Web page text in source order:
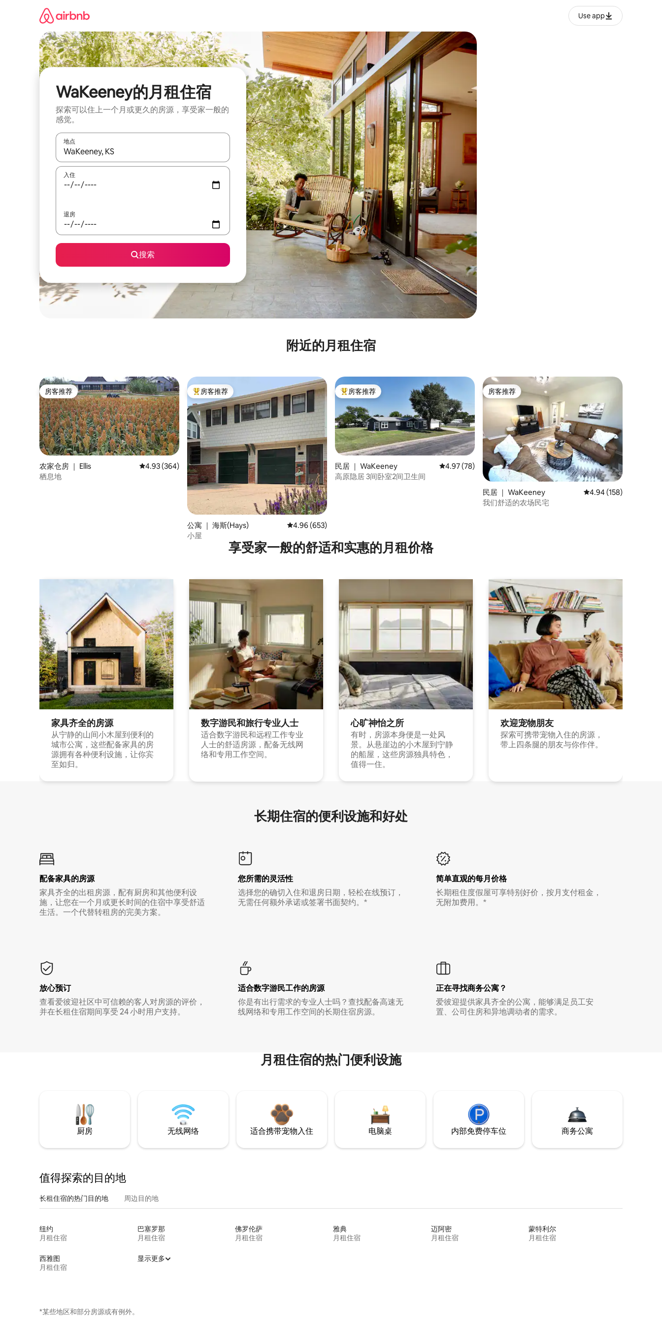
Use app
WaKeeney的月租住宿
探索可以住上一个月或更久的房源，享受家一般的
感觉。
地点
如有搜索结果，请使用上下方向键查看，或通过点击或滑动手势浏览。
入住
退房
搜索
附近的月租住宿
房客推荐
房客推荐
农家仓房 ｜ Ellis 平均评分 4.93 分（满分 5 分），共 364 条评价
4.93 (364)
栖息地
热门「房客推荐」
房客推荐
公寓 ｜ 海斯(Hays) 平均评分 4.96 分（满分 5 分），共 653 条评价
4.96 (653)
小屋
热门「房客推荐」
房客推荐
民居 ｜ WaKeeney 平均评分 4.97 分（满分 5 分），共 78 条评价
4.97 (78)
高原隐居 3间卧室2间卫生间
房客推荐
房客推荐
民居 ｜ WaKeeney 平均评分 4.94 分（满
4.94 (158)
我们舒适的农场民宅
享受家一般的舒适和实惠的月租价格
家具齐全的房源
从宁静的山间小木屋到便利的
城市公寓，这些配备家具的房
源拥有各种便利设施，让你宾
至如归。
数字游民和旅行专业人士
适合数字游民和远程工作专业
人士的舒适房源，配备无线网
络和专用工作空间。
心旷神怡之所
有时，房源本身便是一处风
景。从悬崖边的小木屋到宁静
的船屋，这些房源独具特色，
值得一住。
欢迎宠物朋友
探索可携带宠物入住的房源，
带上四条腿的朋友与你作伴。
长期住宿的便利设施和好处
配备家具的房源
家具齐全的出租房源，配有厨房和其他便利设
施，让您在一个月或更长时间的住宿中享受舒适
生活。一个代替转租房的完美方案。
您所需的灵活性
选择您的确切入住和退房日期，轻松在线预订，
无需任何额外承诺或签署书面契约。*
简单直观的每月价格
长期租住度假屋可享特别好价，按月支付租金，
无附加费用。*
放心预订
查看爱彼迎社区中可信赖的客人对房源的评价，
并在长租住宿期间享受 24 小时用户支持。
适合数字游民工作的房源
你是有出行需求的专业人士吗？查找配备高速无
线网络和专用工作空间的长期住宿房源。
正在寻找商务公寓？
爱彼迎提供家具齐全的公寓，能够满足员工安
置、公司住房和异地调动者的需求。
月租住宿的热门便利设施
厨房 无线网络 适合携带宠物入住 电脑桌 内部免费停车位 商务公寓
值得探索的目的地
长租住宿的热门目的地 周边目的地
纽约
月租住宿
巴塞罗那
月租住宿
佛罗伦萨
月租住宿
雅典
月租住宿
迈阿密
月租住宿
蒙特利尔
月租住宿
西雅图
月租住宿
显示更多
*某些地区和部分房源或有例外。